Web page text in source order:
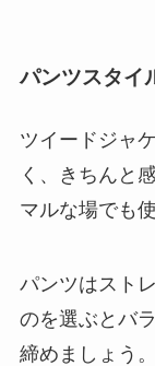
パンツスタイ
ツイードジャ
く、きちんと
マルな場でも
パンツはスト
のを選ぶとバ
締めましょう。